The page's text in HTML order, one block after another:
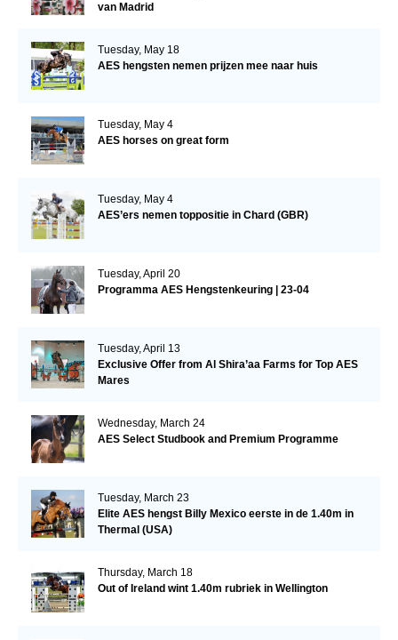
van Madrid
Tuesday, May 18
AES hengsten nemen prijzen mee naar huis
Tuesday, May 4
AES horses on great form
Tuesday, May 4
AES’ers nemen toppositie in Chard (GBR)
Tuesday, April 20
Programma AES Hengstenkeuring | 23-04
Tuesday, April 13
Exclusive Offer from Al Shira’aa Farms for Top AES
Mares
Wednesday, March 24
AES Select Studbook and Premium Programme
Tuesday, March 23
Elite AES hengst Billy Mexico eerste in de 1.40m in
Thermal (USA)
Thursday, March 18
Out of Ireland wint 1.40m rubriek in Wellington